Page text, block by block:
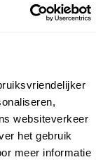
websiteverkeer
het gebruik
meer informatie